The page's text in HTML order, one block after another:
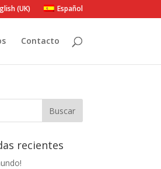
(UK) Español
Contacto
recientes